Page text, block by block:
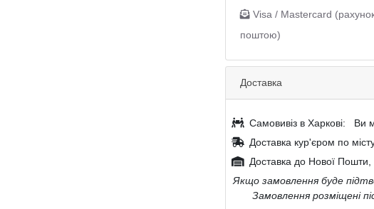
Visa / Mastercard
поштою)
Доставка
Самовивіз в Харкові:
Ви
Доставка кур'єром по
Доставка до Нової
Якщо замовлення буде
Замовлення розміщені